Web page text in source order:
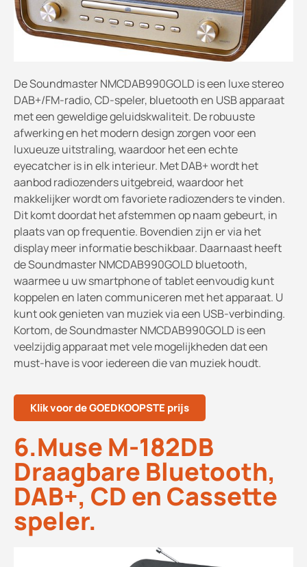
De Soundmaster NMCDAB990GOLD is een luxe stereo
DAB+/FM-radio, CD-speler, bluetooth en USB apparaat
met een geweldige geluidskwaliteit. De robuuste
afwerking en het modern design zorgen voor een
luxueuze uitstraling, waardoor het een echte
eyecatcher is in elk interieur. Met DAB+ wordt het
aanbod radiozenders uitgebreid, waardoor het
makkelijker wordt om favoriete radiozenders te vinden.
Dit komt doordat het afstemmen op naam gebeurt, in
plaats van op frequentie. Bovendien zijn er via het
display meer informatie beschikbaar. Daarnaast heeft
de Soundmaster NMCDAB990GOLD bluetooth,
waarmee u uw smartphone of tablet eenvoudig kunt
koppelen en laten communiceren met het apparaat. U
kunt ook genieten van muziek via een USB-verbinding.
Kortom, de Soundmaster NMCDAB990GOLD is een
veelzijdig apparaat met vele mogelijkheden dat een
must-have is voor iedereen die van muziek houdt.
Klik voor de GOEDKOOPSTE prijs
6.Muse M-182DB
Draagbare Bluetooth,
DAB+, CD en Cassette
speler.